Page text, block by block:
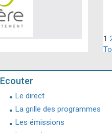
1
Ecouter
Le direct
La grille des programmes
Les émissions